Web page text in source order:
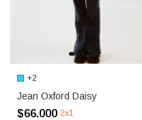
+2
Jean Oxford Daisy
$66.000 2x1